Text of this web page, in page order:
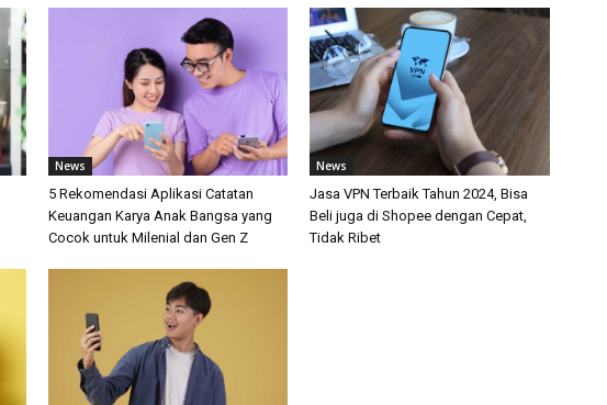
News
5 Rekomendasi Aplikasi Catatan
Keuangan Karya Anak Bangsa yang
Cocok untuk Milenial dan Gen Z
News
Jasa VPN Terbaik Tahun 2024, Bisa
Beli juga di Shopee dengan Cepat,
Tidak Ribet